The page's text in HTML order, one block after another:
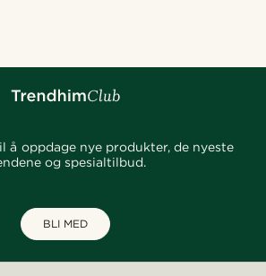
å oppdage nye produkter, de nyeste
og spesialtilbud.
BLI MED